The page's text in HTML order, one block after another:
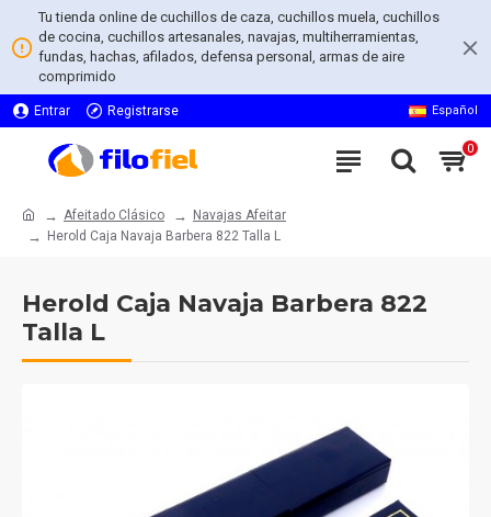
Tu tienda online de cuchillos de caza, cuchillos muela, cuchillos
de cocina, cuchillos artesanales, navajas, multiherramientas,
fundas, hachas, afilados, defensa personal, armas de aire
comprimido
Entrar Registrarse Español
0
Afeitado Clásico
Navajas Afeitar
Herold Caja Navaja Barbera 822 Talla L
Herold Caja Navaja Barbera 822
Talla L